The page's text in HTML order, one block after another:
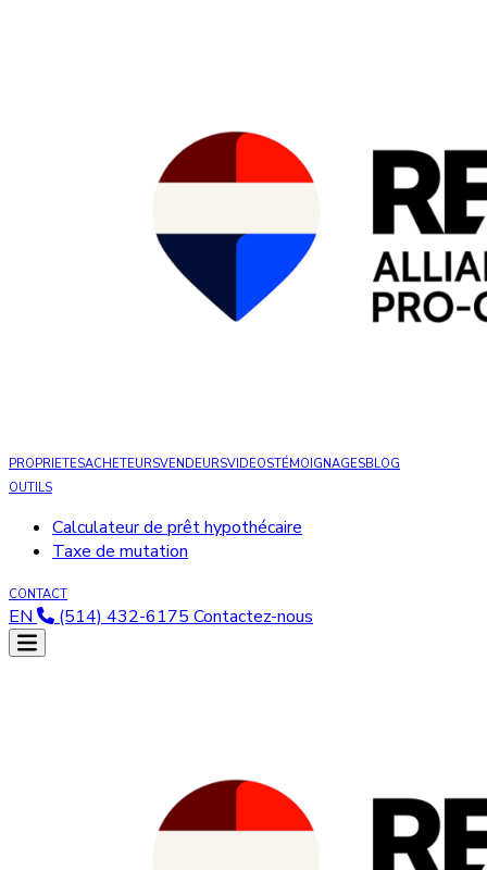
PROPRIETESACHETEURSVENDEURSVIDEOSTÉMOIGNAGESBLOG
OUTILS
Calculateur de prêt hypothécaire
Taxe de mutation
CONTACT
EN (514) 432-6175 Contactez-nous